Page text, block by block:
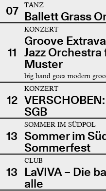
07
TANZ
Ballett Grass
11
KONZERT
Groove
Jazz
Muster
big band goes modern
12
KONZERT
SGB
13
SOMMER IM SÜDPOL
Sommer im
Sommerfest
13
CLUB
LaVIVA – Die
alle